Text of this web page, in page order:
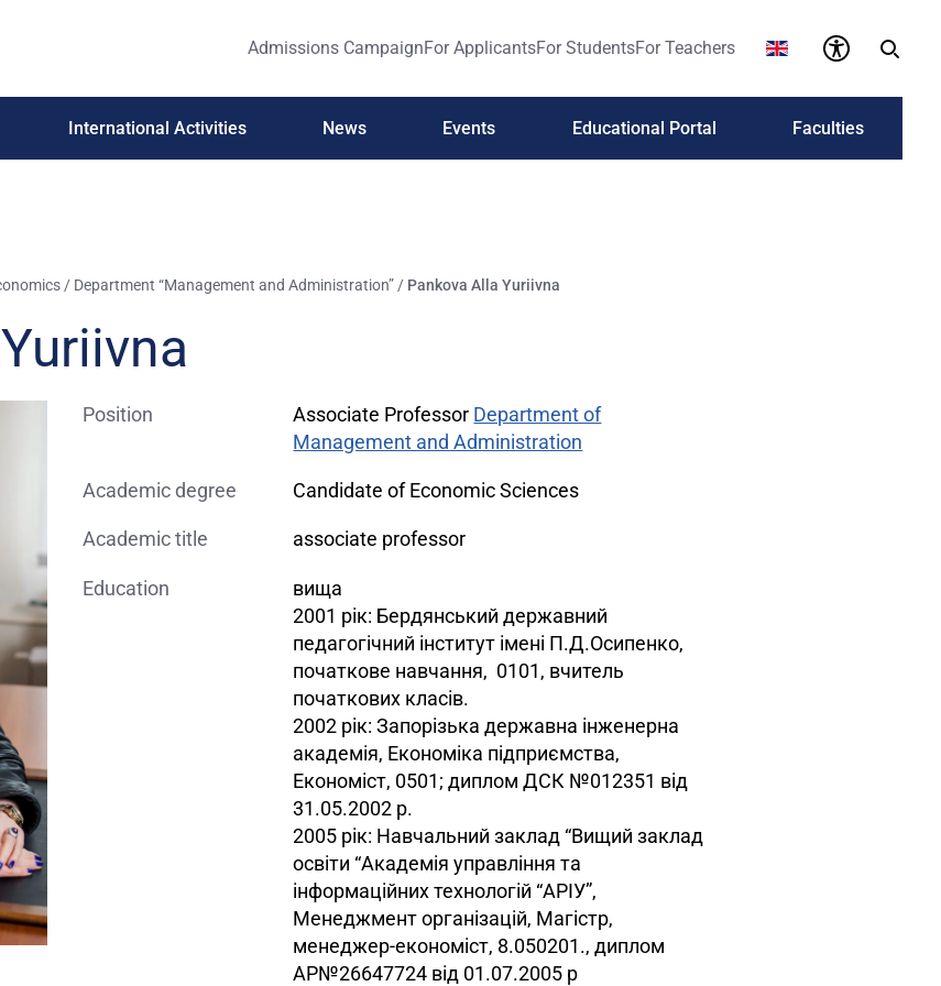
Admissions CampaignFor ApplicantsFor StudentsFor Teachers
International Activities News Events Educational Portal Faculties
/ Department “Management and Administration”/ Pankova Alla Yuriivna
Position Associate Professor Department of
Management and Administration
Academic degree Candidate of Economic Sciences
Academic title associate professor
Education
вища
2001 рік: Бердянський державний
педагогічний інститут імені П.Д.Осипенко,
початкове навчання, 0101, вчитель
початкових класів.
2002 рік: Запорізька державна інженерна
академія, Економіка підприємства,
Економіст, 0501; диплом ДСК №012351 від
31.05.2002 р.
2005 рік: Навчальний заклад “Вищий заклад
освіти “Академія управління та
інформаційних технологій “АРІУ”,
Менеджмент організацій, Магістр,
менеджер-економіст, 8.050201., диплом
АР№26647724 від 01.07.2005 р